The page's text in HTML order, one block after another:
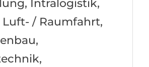
Intralogistik,
Luft- / Raumfahrt,